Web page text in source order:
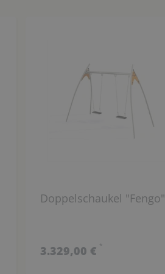
Doppelschaukel "Fengo"
3.329,00 € *